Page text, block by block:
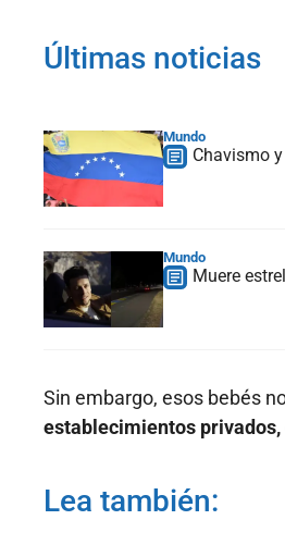
Últimas noticias
Mundo
Chavismo
Mundo
Muere
Sin embargo, esos bebés
establecimientos
Lea también: